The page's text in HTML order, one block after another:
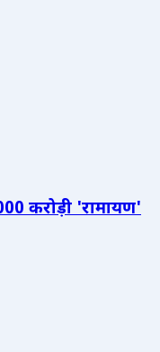
करोड़ी 'रामायण'